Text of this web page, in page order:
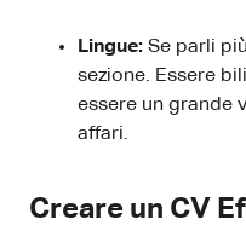
Lingue: Se parli
sezione. Essere
essere un grande
affari.
Creare un CV